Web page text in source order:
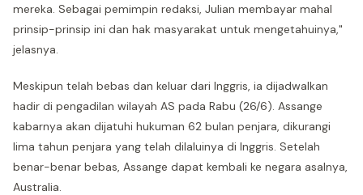
mereka. Sebagai pemimpin redaksi, Julian membayar mahal
prinsip-prinsip ini dan hak masyarakat untuk mengetahuinya,"
jelasnya.
Meskipun telah bebas dan keluar dari Inggris, ia dijadwalkan
hadir di pengadilan wilayah AS pada Rabu (26/6). Assange
kabarnya akan dijatuhi hukuman 62 bulan penjara, dikurangi
lima tahun penjara yang telah dilaluinya di Inggris. Setelah
benar-benar bebas, Assange dapat kembali ke negara asalnya,
Australia.